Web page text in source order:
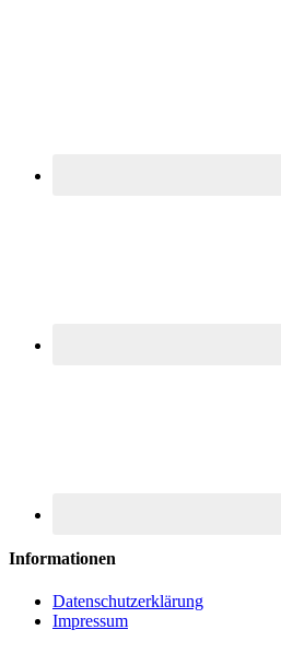
Informationen
Datenschutzerklärung
Impressum